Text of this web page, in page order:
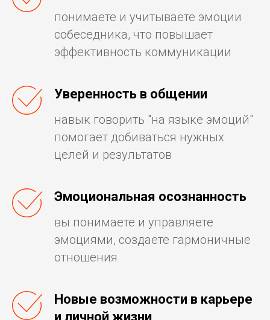
понимаете и учитываете эмоции
собеседника, что повышает
эффективность коммуникации
Уверенность в общении
навык говорить "на языке эмоций"
помогает добиваться нужных
целей и результатов
Эмоциональная осознанность
вы понимаете и управляете
эмоциями, создаете гармоничные
отношения
Новые возможности в карьере
и личной жизни